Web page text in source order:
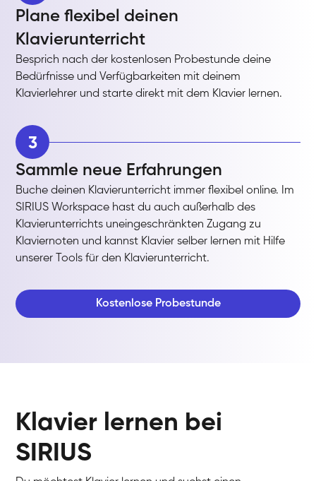
Plane flexibel deinen
Klavierunterricht
Besprich nach der kostenlosen Probestunde deine
Bedürfnisse und Verfügbarkeiten mit deinem
Klavierlehrer und starte direkt mit dem Klavier lernen.
3
Sammle neue Erfahrungen
Buche deinen Klavierunterricht immer flexibel online. Im
SIRIUS Workspace hast du auch außerhalb des
Klavierunterrichts uneingeschränkten Zugang zu
Klaviernoten und kannst Klavier selber lernen mit Hilfe
unserer Tools für den Klavierunterricht.
Kostenlose Probestunde
Klavier lernen bei
SIRIUS